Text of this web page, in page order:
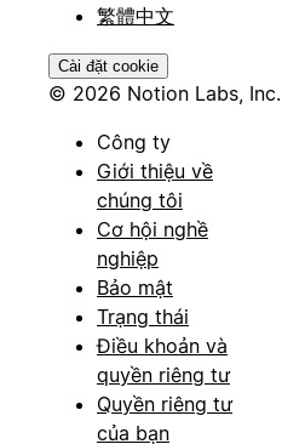
繁體中文
Cài đặt cookie
© 2026 Notion Labs, Inc.
Công ty
Giới thiệu về
chúng tôi
Cơ hội nghề
nghiệp
Bảo mật
Trạng thái
Điều khoản và
quyền riêng tư
Quyền riêng tư
của bạn